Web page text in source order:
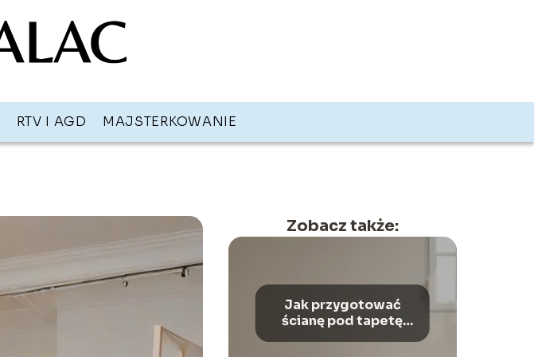
RTV I AGD MAJSTERKOWANIE
Zobacz także:
Jak przygotować
ścianę pod tapetę